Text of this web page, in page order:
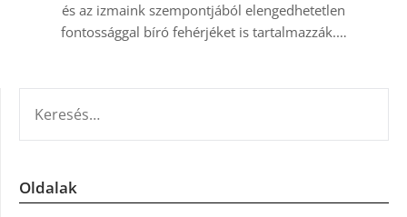
és az izmaink szempontjából elengedhetetlen
fontossággal bíró fehérjéket is tartalmazzák.…
Oldalak